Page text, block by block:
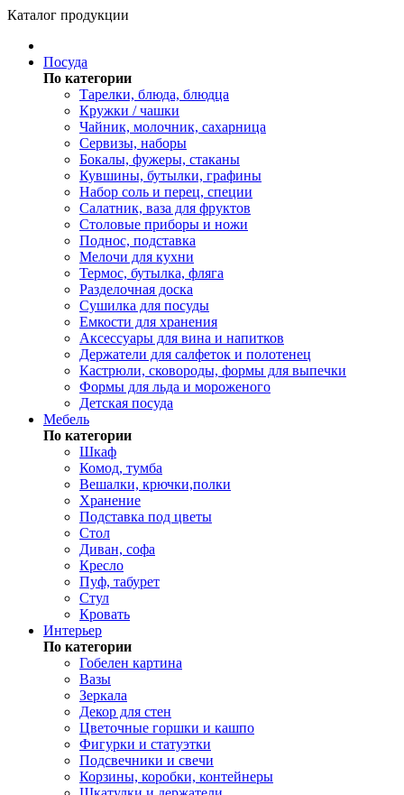
Каталог продукции
Посуда
По категории
Тарелки, блюда, блюдца
Кружки / чашки
Чайник, молочник, сахарница
Сервизы, наборы
Бокалы, фужеры, стаканы
Кувшины, бутылки, графины
Набор соль и перец, специи
Салатник, ваза для фруктов
Столовые приборы и ножи
Поднос, подставка
Мелочи для кухни
Термос, бутылка, фляга
Разделочная доска
Сушилка для посуды
Емкости для хранения
Аксессуары для вина и напитков
Держатели для салфеток и полотенец
Кастрюли, сковороды, формы для выпечки
Формы для льда и мороженого
Детская посуда
Мебель
По категории
Шкаф
Комод, тумба
Вешалки, крючки,полки
Хранение
Подставка под цветы
Стол
Диван, софа
Кресло
Пуф, табурет
Стул
Кровать
Интерьер
По категории
Гобелен картина
Вазы
Зеркала
Декор для стен
Цветочные горшки и кашпо
Фигурки и статуэтки
Подсвечники и свечи
Корзины, коробки, контейнеры